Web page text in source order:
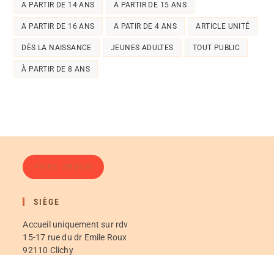
A PARTIR DE 14 ANS A PARTIR DE 15 ANS
A PARTIR DE 16 ANS A PATIR DE 4 ANS ARTICLE UNITÉ
DÈS LA NAISSANCE JEUNES ADULTES TOUT PUBLIC
À PARTIR DE 8 ANS
FAIRE UN DON
SIÈGE
Accueil uniquement sur rdv
15-17 rue du dr Emile Roux
92110 Clichy